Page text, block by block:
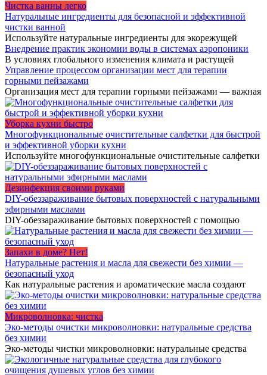
Чистка ванны легко
Натуральные ингредиенты для безопасной и эффективной
чистки ванной
Используйте натуральные ингредиенты для экорежущей
Внедрение практик экономии воды в системах аэропоники
В условиях глобального изменения климата и растущей
Управление процессом организации мест для терапии
горными пейзажами
Организация мест для терапии горными пейзажами — важная
Уборка кухни быстро
Многофункциональные очистительные салфетки для быстрой
и эффективной уборки кухни
Используйте многофункциональные очистительные салфетки
Дезинфекция своими руками
DIY-обеззараживание бытовых поверхностей с натуральными
эфирными маслами
DIY-обеззараживание бытовых поверхностей с помощью
Запахи в доме? Нет!
Натуральные растения и масла для свежести без химии —
безопасный уход
Как натуральные растения и ароматические масла создают
Микроволновка: чистка
Эко-методы очистки микроволновки: натуральные средства
без химии
Эко-методы чистки микроволновки: натуральные средства